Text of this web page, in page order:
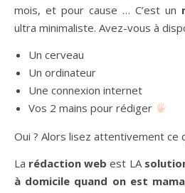
mois, et pour cause … C’est un
ultra minimaliste. Avez-vous à
Un cerveau
Un ordinateur
Une connexion internet
Vos 2 mains pour rédiger
Oui ? Alors lisez attentivement ce
La rédaction web est LA
à domicile quand on est